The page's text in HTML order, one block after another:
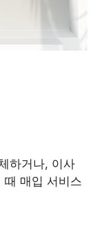
하거나, 이사
때 매입 서비스